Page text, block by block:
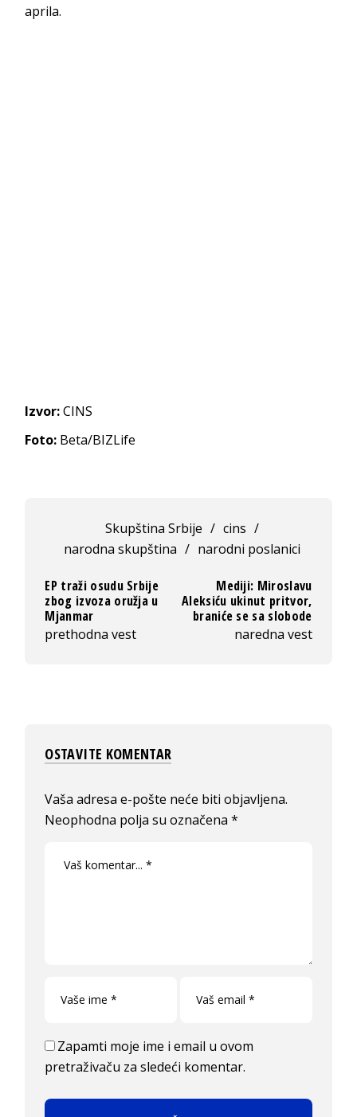
aprila.
Izvor:CINS
Foto: Beta/BIZLife
Skupština Srbije / cins /
narodna skupština / narodni poslanici
EP traži osudu Srbije
zbog izvoza oružja u
Mjanmar
prethodna vest
Mediji: Miroslavu
Aleksiću ukinut pritvor,
braniće se sa slobode
naredna vest
OSTAVITE KOMENTAR
Vaša adresa e-pošte neće biti objavljena.
Neophodna polja su označena*
Zapamti moje ime i email u ovom
pretraživaču za sledeći komentar.